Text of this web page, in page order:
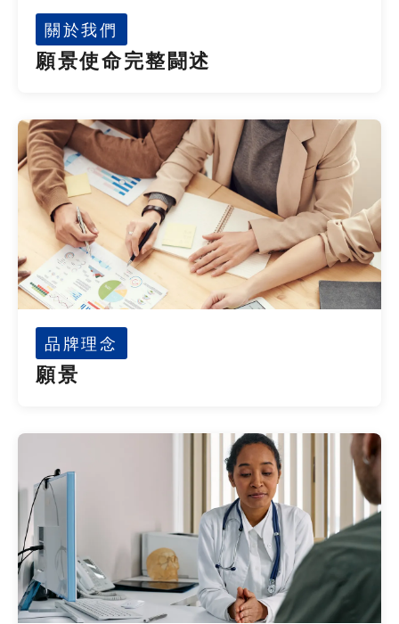
關於我們
願景使命完整闘述
品牌理念
願景